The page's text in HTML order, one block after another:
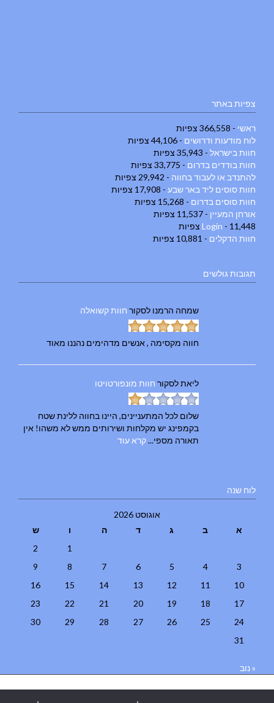
צפיות באתר
ראשי - 366,558 צפיות
לוח מודעות ודרושים - 44,106 צפיות
חוות בישראל - 35,943 צפיות
חוות בודדים בדרום - 33,775 צפיות
להתנדב או לעבוד בחווה - 29,942 צפיות
חוות סוסים ליד באר שבע - 17,908 צפיות
חוות סוסים בדרום - 15,268 צפיות
אורחן המעיין - 11,537 צפיות
Login - 11,448 צפיות
חוות הדקלים - 10,881 צפיות
תגובות גולשים
שמחה הרמנו לסקור חוות קשואלה
חווה מקסימה , אנשים מדהימים נהננו מאוד
ליאתלסקור חוות מונפורטויטו
שלום לכל המתעניינים, היינו בחווה ללינת שטח
בקמפינג יש מקלחות ושירותים ממש לא משהו! אין
תאורה מספי...קרא עוד
לוח שנה
אוגוסט 2026
א
ב ג ד ה ו
ש
1
2
3
4
5
6
7
8
9
10
11
12
13
14
15
16
17
18
19
20
21
22
23
24
25
26
27
28
29
30
31
« נוב